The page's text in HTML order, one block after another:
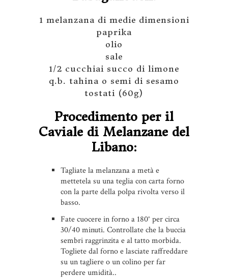
1 melanzana di medie dimensioni
paprika
olio
sale
1/2 cucchiai succo di limone
q.b. tahina o semi di sesamo
tostati (60g)
Procedimento per il
Caviale di Melanzane del
Libano:
Tagliate la melanzana a metà e
mettetela su una teglia con carta forno
con la parte della polpa rivolta verso il
basso.
Fate cuocere in forno a 180° per circa
30/40 minuti. Controllate che la buccia
sembri raggrinzita e al tatto morbida.
Togliete dal forno e lasciate raffreddare
su un tagliere o un colino per far
perdere umidità..